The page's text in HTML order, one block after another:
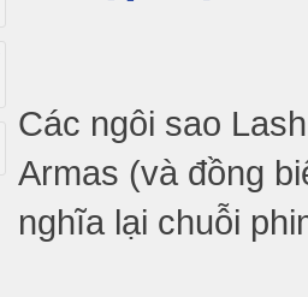
Các ngôi sao
Armas (và đồng
nghĩa lại chuỗi